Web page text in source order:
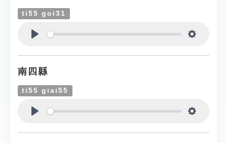
ti55 goi31
南四縣
ti55 giai55